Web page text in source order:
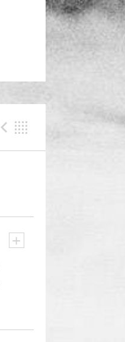
Previous
+